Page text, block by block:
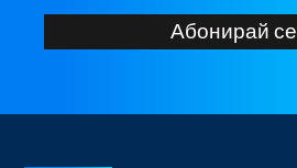
Абонирай се